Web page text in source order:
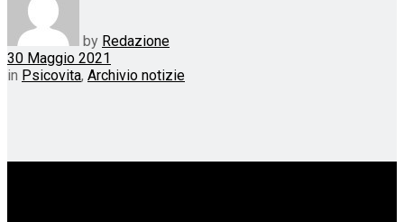
by Redazione
30 Maggio 2021
in Psicovita, Archivio notizie